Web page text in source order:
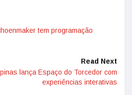
tem programação
Read Next
lança Espaço do Torcedor com
experiências interativas